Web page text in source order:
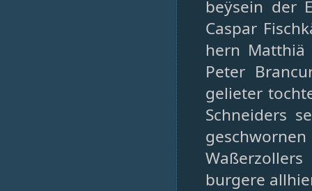
beÿsein der
Caspar
hern Matthiä
Peter
gelieter
Schneiders
burgere